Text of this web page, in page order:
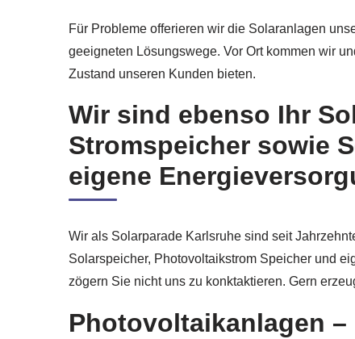
Für Probleme offerieren wir die Solaranlagen
geeigneten Lösungswege. Vor Ort kommen wir
Zustand unseren Kunden bieten.
Wir sind ebenso Ihr
Stromspeicher sowie
eigene
Wir als Solarparade Karlsruhe sind seit
Solarspeicher, Photovoltaikstrom Speicher und
zögern Sie nicht uns zu konktaktieren. Gern
Photovoltaikanlagen